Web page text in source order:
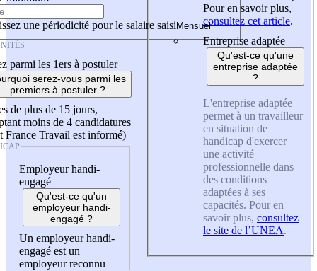
une périodicité pour le salaire saisi
parmi les 1ers à postuler
serez-vous parmi les
premiers à postuler ?
de plus de 15 jours,
moins de 4 candidatures
France Travail est informé)
Employeur handi-
engagé
Qu'est-ce qu'un
employeur handi-
engagé ?
Un employeur handi-
engagé est un
employeur reconnu
Pour en savoir plus,
consultez cet article.
Entreprise adaptée
Qu'est-ce qu'une
entreprise adaptée
?
L'entreprise adaptée
permet à un travailleur
en situation de
handicap d'exercer
une activité
professionnelle dans
des conditions
adaptées à ses
capacités. Pour en
savoir plus, consultez
le site de l’UNEA.